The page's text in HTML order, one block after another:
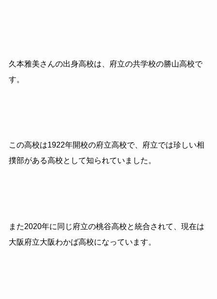
久本雅美さんの出身高校は、府立の共学校の勝山高校で
す。
この高校は1922年開校の府立高校で、府立では珍しい相
撲部がある高校として知られていました。
また2020年に同じ府立の桃谷高校と統合されて、現在は
大阪府立大阪わかば高校になっています。